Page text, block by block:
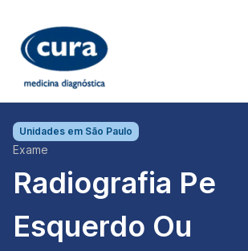
Unidades em São Paulo
Exame
Radiografia Pe
Esquerdo Ou